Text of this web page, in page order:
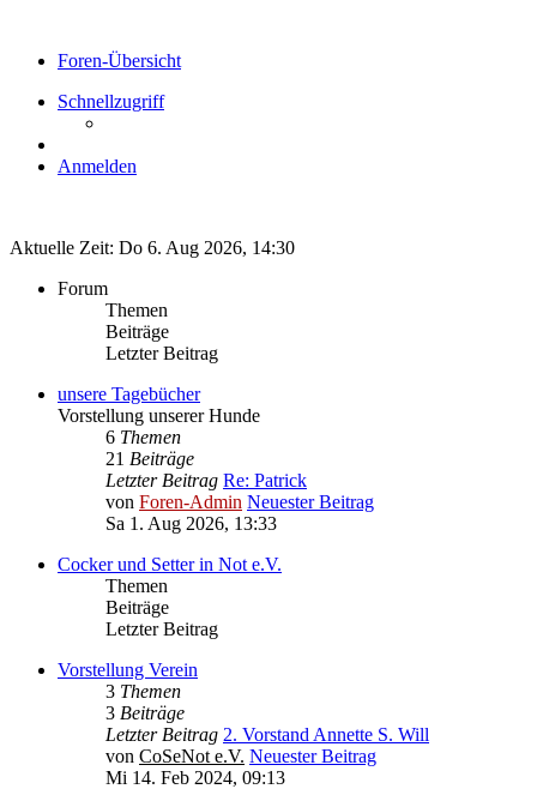
Foren-Übersicht
Schnellzugriff
Anmelden
Aktuelle Zeit: Do 6. Aug 2026, 14:30
Forum
Themen
Beiträge
Letzter Beitrag
unsere Tagebücher
Vorstellung unserer Hunde
6 Themen
21 Beiträge
Letzter Beitrag Re: Patrick
von Foren-Admin Neuester Beitrag
Sa 1. Aug 2026, 13:33
Cocker und Setter in Not e.V.
Themen
Beiträge
Letzter Beitrag
Vorstellung Verein
3 Themen
3 Beiträge
Letzter Beitrag 2. Vorstand Annette S. Will
von CoSeNot e.V. Neuester Beitrag
Mi 14. Feb 2024, 09:13